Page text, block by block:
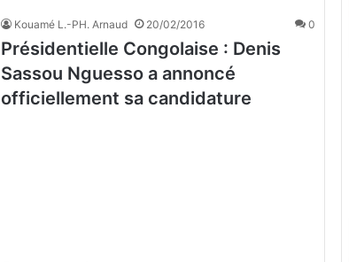
Kouamé L.-PH. Arnaud 20/02/2016 0
Présidentielle Congolaise : Denis
Sassou Nguesso a annoncé
officiellement sa candidature